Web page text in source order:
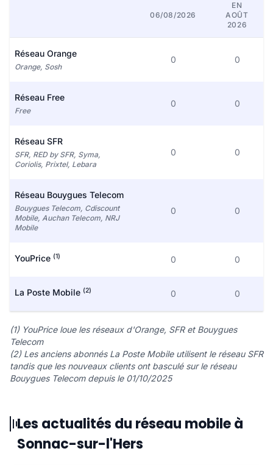
06/08/2026
EN
AOÛT
2026
Réseau Orange
Orange, Sosh
0 0
Réseau Free
Free
0 0
Réseau SFR
SFR, RED by SFR, Syma,
Coriolis, Prixtel, Lebara
0 0
Réseau Bouygues Telecom
Bouygues Telecom, Cdiscount
Mobile, Auchan Telecom, NRJ
Mobile
0 0
YouPrice (1) 0 0
La Poste Mobile (2) 0 0
(1) YouPrice loue les réseaux d'Orange, SFR et Bouygues
Telecom
(2) Les anciens abonnés La Poste Mobile utilisent le réseau SFR
tandis que les nouveaux clients ont basculé sur le réseau
Bouygues Telecom depuis le 01/10/2025
Les actualités du réseau mobile à
Sonnac-sur-l'Hers